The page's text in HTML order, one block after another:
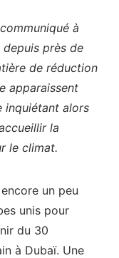
à
depuis près de
de réduction
apparaissent
inquiétant alors
la
le climat.
un peu
unis pour
du 30
à Dubaï. Une